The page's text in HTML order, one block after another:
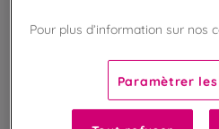
dès 50€ d'achat
avec notre programme
Pour plus d’information sur nos
Paramètrer